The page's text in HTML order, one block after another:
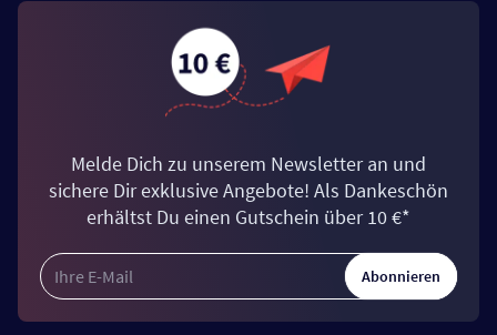
Melde Dich zu unserem Newsletter an und
sichere Dir exklusive Angebote! Als Dankeschön
erhältst Du einen Gutschein über 10 €*
Abonnieren